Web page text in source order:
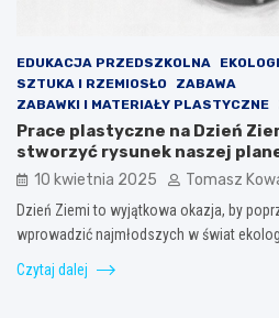
EDUKACJA PRZEDSZKOLNA
SZTUKA I RZEMIOSŁO
ZABAWA
ZABAWKI I MATERIAŁY PLASTYCZNE
Prace plastyczne na Dzień
stworzyć rysunek naszej
10 kwietnia 2025 Tomasz
Dzień Ziemi to wyjątkowa okazja, by
wprowadzić najmłodszych w świat
Czytaj dalej